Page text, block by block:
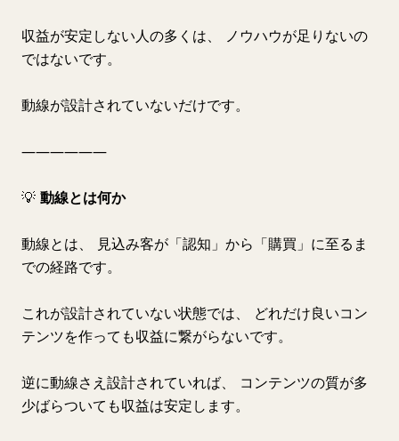
収益が安定しない人の多くは、 ノウハウが足りないの
ではないです。
動線が設計されていないだけです。
――――――
💡 動線とは何か
動線とは、 見込み客が「認知」から「購買」に至るま
での経路です。
これが設計されていない状態では、 どれだけ良いコン
テンツを作っても収益に繋がらないです。
逆に動線さえ設計されていれば、 コンテンツの質が多
少ばらついても収益は安定します。